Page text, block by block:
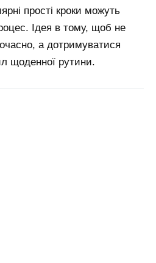
прості кроки можуть
Ідея в тому, щоб не
а дотримуватися
щоденної рутини.